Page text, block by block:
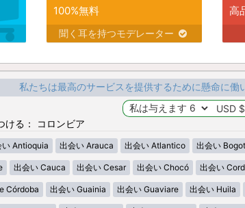
100%無料
聞く耳を持つモデレーター
高
私たちは最高のサービスを提供するために懸命に働
ける： コロンビア
い Antioquia 出会い Arauca 出会い Atlantico 出会い
出会い Cauca 出会い Cesar 出会い Chocó 出会い
Córdoba 出会い Guainia 出会い Guaviare 出会い Huila